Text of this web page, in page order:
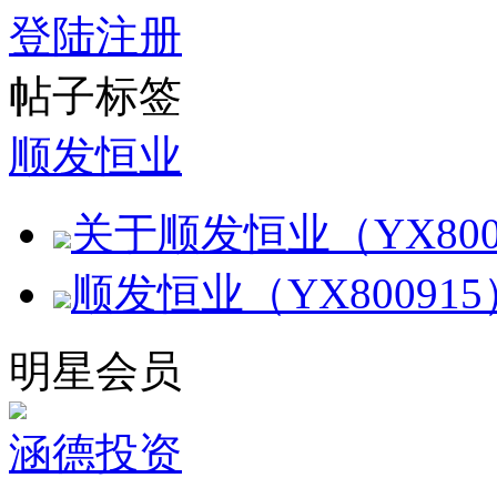
登陆注册
帖子标签
顺发恒业
关于顺发恒业（
顺发恒业（
明星会员
涵德投资